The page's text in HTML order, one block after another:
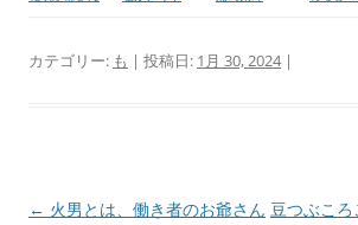
カテゴリー: も | 投稿日: 1月 30, 2024|
投
← 火男とは、働き者のお爺さん 豆つぶこ